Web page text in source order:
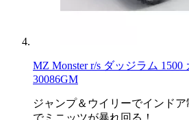
MZ Monster r/s ダッジラム 1500
30086GM
ジャンプ＆ウイリーでインド
でミニッツが暴れ回る！